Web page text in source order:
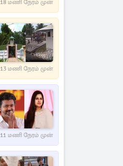
18 மணி நேரம் முன்
13 மணி நேரம் முன்
11 மணி நேரம் முன்